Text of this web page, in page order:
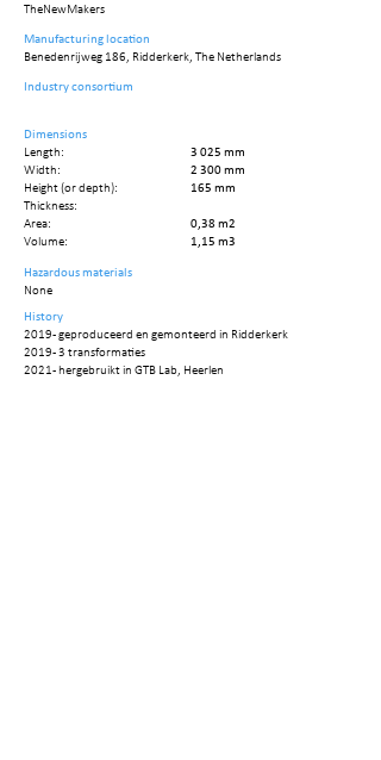
TheNewMakers
Manufacturing location
Benedenrijweg 186, Ridderkerk, The Netherlands
Industry consortium
Dimensions
Length:
3 025 mm
Width:
2 300 mm
Height (or depth):
165 mm
Thickness:
Area:
0,38 m2
Volume:
1,15 m3
Hazardous materials
None
History
2019 - geproduceerd en gemonteerd in Ridderkerk
2019 - 3 transformaties
2021 - hergebruikt in GTB Lab, Heerlen